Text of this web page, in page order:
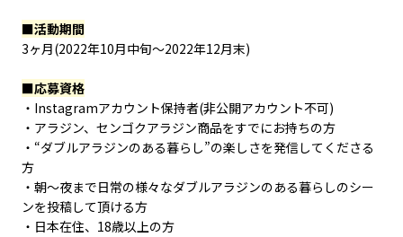
■活動期間
3ヶ月(2022年10月中旬～2022年12月末)
■応募資格
・Instagramアカウント保持者(非公開アカウント不可)
・アラジン、センゴクアラジン商品をすでにお持ちの方
・“ダブルアラジンのある暮らし”の楽しさを発信してくださる
方
・朝〜夜まで日常の様々なダブルアラジンのある暮らしのシー
ンを投稿して頂ける方
・日本在住、18歳以上の方